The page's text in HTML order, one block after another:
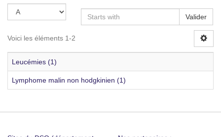
Valider
Voici les éléments 1-2
Leucémies (1)
Lymphome malin non hodgkinien (1)